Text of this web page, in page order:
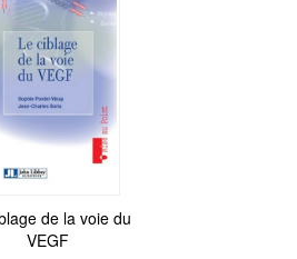
de la voie du
VEGF